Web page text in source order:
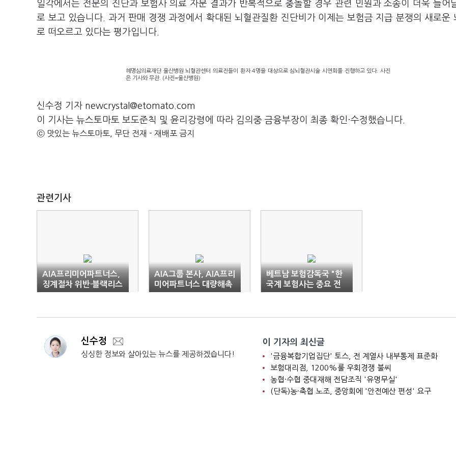
일각에서는 전문의 진단과 보험사 의료 자문 결과가 반복적으로 충돌할 경우 관련 민원과 소송이 더욱 늘어
로 보고 있습니다. 과거 판매 경쟁 과정에서 확대된 뇌혈관질환 진단비가 이제는 보험금 지급 분쟁의 새로운
로 떠오르고 있다는 평가입니다.
혜명심의료재단 울산병원 뇌혈관센터 의료진들이 환자 4명을 대상으로 심뇌혈관시술 시연회를 진행하고 있다. 사진
은 기사와 무관. (사진=울산병원)
신수정 기자 newcrystal@etomato.com
이 기사는 뉴스토마토 보도준칙 및 윤리강령에 따라 김의중 금융부장이 최종 확인·수정했습니다.
ⓒ 맛있는 뉴스토마토, 무단 전재 - 재배포 금지
관련기사
AIA프리미어파트너스,
징계절차 위반·블랙리스
트 의혹
AIA그룹 본사, AIA프리
미어파트너스 대량해촉
사태 '나 몰라라'
베트남 보험감독국 "한
국계 보험사는 중요 전
략 투자자"
신수정
싱싱한 정보와 살아있는 뉴스를 제공하겠습니다!
이 기자의 최신글
'금융복합기업집단' 토스, 전 계열사 내부통제 표준화
보험대리점, 1200%룰 우회경쟁 불씨
농협·수협 중대재해 전담조직 '유명무실'
(단독)농·축협 노조, 중앙회에 '안전예산 편성' 요구